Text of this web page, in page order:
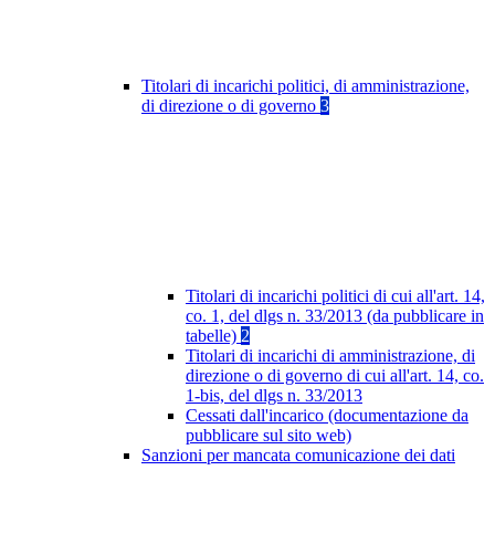
Titolari di incarichi politici, di amministrazione,
di direzione o di governo 3
Titolari di incarichi politici di cui all'art. 14,
co. 1, del dlgs n. 33/2013 (da pubblicare in
tabelle) 2
Titolari di incarichi di amministrazione, di
direzione o di governo di cui all'art. 14, co.
1-bis, del dlgs n. 33/2013
Cessati dall'incarico (documentazione da
pubblicare sul sito web)
Sanzioni per mancata comunicazione dei dati